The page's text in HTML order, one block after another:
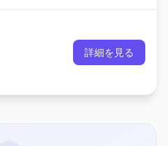
詳細を見る